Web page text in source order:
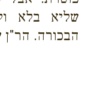
שליא בלא
הבכורה.